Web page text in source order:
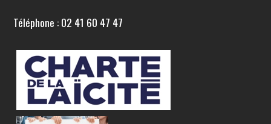
Téléphone : 02 41 60 47 47